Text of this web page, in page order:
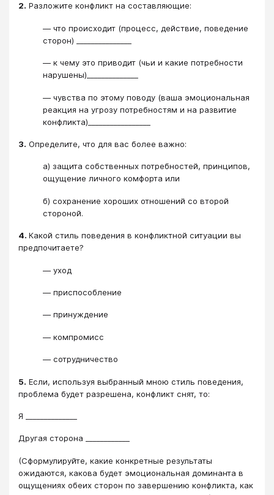
2. Разложите конфликт на составляющие:
― что происходит (процесс, действие, поведение
сторон) _______________
― к чему это приводит (чьи и какие потребности
нарушены)______________
― чувства по этому поводу (ваша эмоциональная
реакция на угрозу потребностям и на развитие
конфликта)_________________
3. Определите, что для вас более важно:
а) защита собственных потребностей, принципов,
ощущение личного комфорта или
б) сохранение хороших отношений со второй
стороной.
4. Какой стиль поведения в конфликтной ситуации вы
предпочитаете?
― уход
― приспособление
― принуждение
― компромисс
― сотрудничество
5. Если, используя выбранный мною стиль поведения,
проблема будет разрешена, конфликт снят, то:
Я ______________
Другая сторона ____________
(Сформулируйте, какие конкретные результаты
ожидаются, какова будет эмоциональная доминанта в
ощущениях обеих сторон по завершению конфликта, как